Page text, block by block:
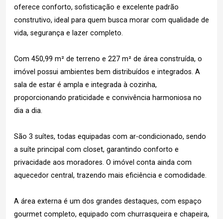
oferece conforto, sofisticação e excelente padrão
construtivo, ideal para quem busca morar com qualidade de
vida, segurança e lazer completo.
Com 450,99 m² de terreno e 227 m² de área construída, o
imóvel possui ambientes bem distribuídos e integrados. A
sala de estar é ampla e integrada à cozinha,
proporcionando praticidade e convivência harmoniosa no
dia a dia.
São 3 suítes, todas equipadas com ar-condicionado, sendo
a suíte principal com closet, garantindo conforto e
privacidade aos moradores. O imóvel conta ainda com
aquecedor central, trazendo mais eficiência e comodidade.
A área externa é um dos grandes destaques, com espaço
gourmet completo, equipado com churrasqueira e chapeira,